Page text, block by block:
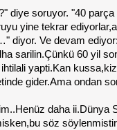
diye soruyor. "40 parça
yine tekrar
diyor. Ve devam
sarilin.Çünkü 60 yil
yapti.Kan
gider.Ama ondan
daha ii.Dünya
söz